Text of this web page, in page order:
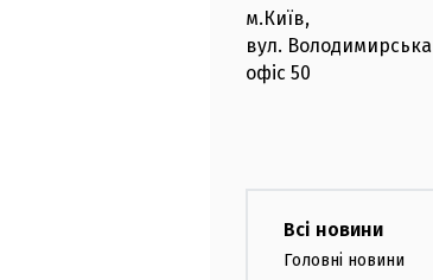
м.Київ,
вул. Володимирська
офіс 50
Всі новини
Головні новини